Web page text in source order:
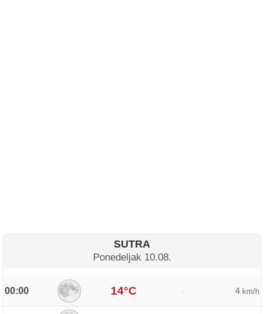
SUTRA
Ponedeljak 10.08.
00:00 14°C - 4 km/h